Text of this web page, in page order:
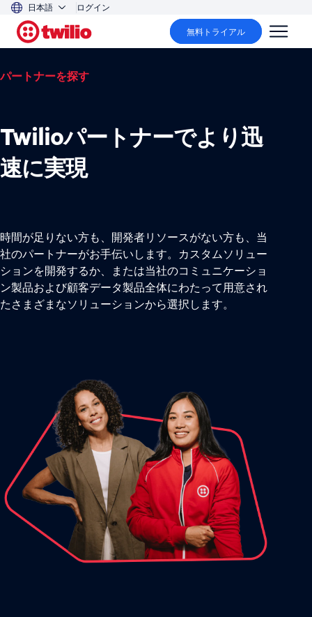
日本語 ログイン
無料トライアル
パートナーを探す
Twilioパートナーでより迅
速に実現
時間が足りない方も、開発者リソースがない方も、当
社のパートナーがお手伝いします。カスタムソリュー
ションを開発するか、または当社のコミュニケーショ
ン製品および顧客データ製品全体にわたって用意され
たさまざまなソリューションから選択します。